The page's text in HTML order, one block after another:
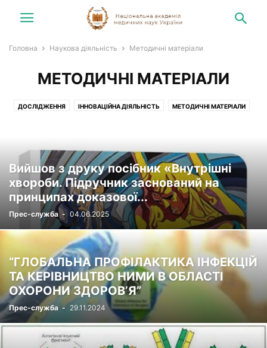
Головна Наукова діяльність Методичні матеріали
МЕТОДИЧНІ МАТЕРІАЛИ
ДОСЛІДЖЕННЯ ІННОВАЦІЙНА ДІЯЛЬНІСТЬ МЕТОДИЧНІ МАТЕРІАЛИ
Вийшов з друку посібник «Внутрішні
хвороби. Підручник заснований на
принципах доказової...
Прес-служба - 04.06.2025
“ГЛОБАЛЬНА ПРОФІЛАКТИКА ІНФЕКЦІЙ
ТА КЕРІВНИЦТВО НИМИ В ОБЛАСТІ
ОХОРОНИ ЗДОРОВ’Я”
Прес-служба - 29.11.2024